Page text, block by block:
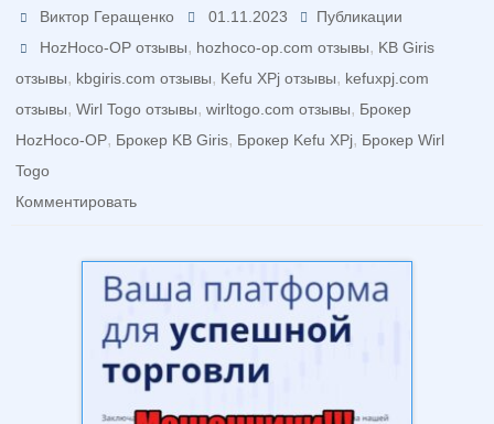
Виктор Геращенко 01.11.2023
Публикации
HozHoco-OP отзывы, hozhoco-op.com отзывы, KB Giris
отзывы, kbgiris.com отзывы, Kefu XPj отзывы, kefuxpj.com
отзывы, Wirl Togo отзывы, wirltogo.com отзывы, Брокер
HozHoco-OP, Брокер KB Giris, Брокер Kefu XPj, Брокер Wirl
Togo
Комментировать